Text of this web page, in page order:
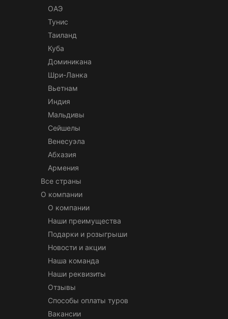
ОАЭ
Тунис
Таиланд
Куба
Доминикана
Шри-Ланка
Вьетнам
Индия
Мальдивы
Сейшелы
Венесуэла
Абхазия
Армения
Все страны
О компании
О компании
Наши преимущества
Подарки и розыгрыши
Новости и акции
Наша команда
Наши реквизиты
Отзывы
Способы оплаты туров
Вакансии